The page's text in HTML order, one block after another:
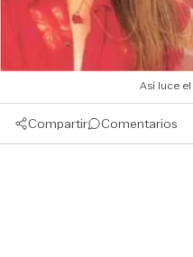
Así luce
Compartir Comentarios